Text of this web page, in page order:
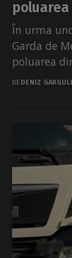
În urma
Garda de
poluarea
DE DENIZ GARGULI